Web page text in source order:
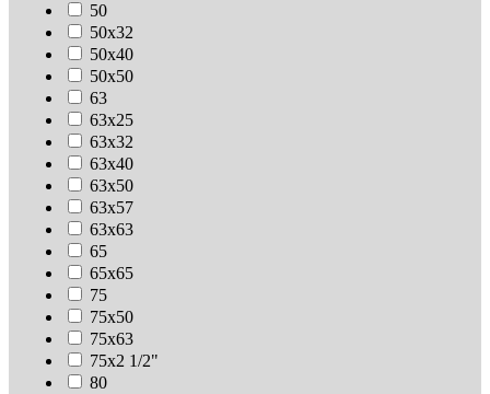
50
50х32
50х40
50х50
63
63х25
63х32
63х40
63х50
63х57
63х63
65
65х65
75
75х50
75х63
75х2 1/2"
80